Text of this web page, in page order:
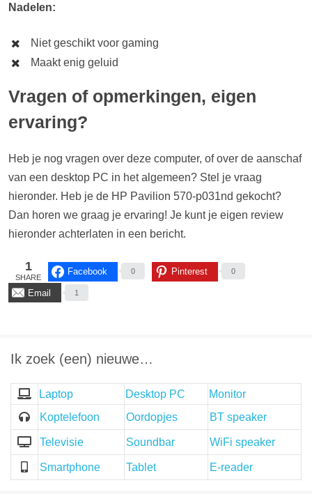
Nadelen:
Niet geschikt voor gaming
Maakt enig geluid
Vragen of opmerkingen, eigen
ervaring?
Heb je nog vragen over deze computer, of over de aanschaf
van een desktop PC in het algemeen? Stel je vraag
hieronder. Heb je de HP Pavilion 570-p031nd gekocht?
Dan horen we graag je ervaring! Je kunt je eigen review
hieronder achterlaten in een bericht.
1
SHARE
Facebook 0 Pinterest 0
Email 1
Ik zoek (een) nieuwe…
Laptop Desktop PC
Monitor
Koptelefoon
Oordopjes BT speaker
Televisie Soundbar WiFi speaker
Smartphone Tablet E-reader